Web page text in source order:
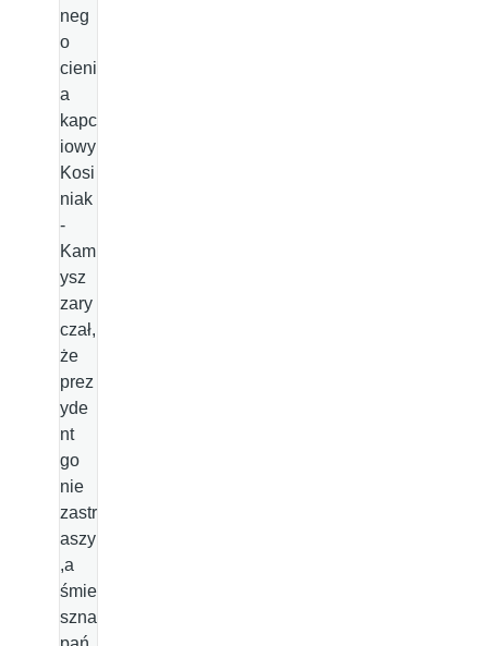
neg
o
cieni
a
kapc
iowy
Kosi
niak
-
Kam
ysz
zary
czał,
że
prez
yde
nt
go
nie
zastr
aszy
,a
śmie
szna